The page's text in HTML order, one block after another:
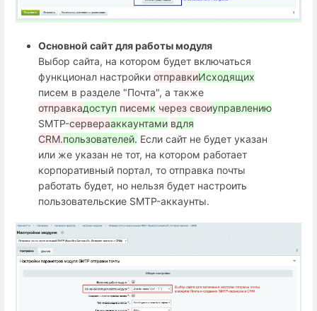
Основной сайт для работы модуля
Выбор сайта, на котором будет включаться
функционал настройки отправкиИсходящих
писем в разделе "Почта", а также
отправкадоступ писемк через своиуправлению
SMTP-серверааккаунтами вдля
CRM.пользователей. Если сайт не будет указан
или же указан не тот, на котором работает
корпоративный портал, то отправка почты
работать будет, но нельзя будет настроить
пользовательские SMTP-аккаунты.